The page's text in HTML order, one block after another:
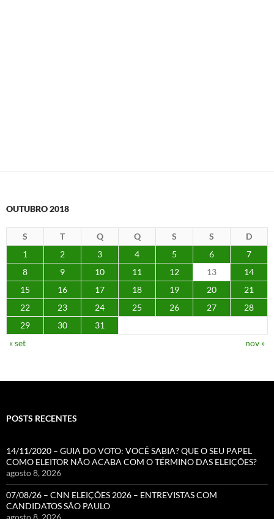
OUTUBRO 2018
S T Q Q S S
D
1
2 3 4 5 6
7
8
9 10 11 12 13
14
15
16 17 18 19 20
21
22
23 24 25 26 27
28
29
30
31
« set
nov »
POSTS RECENTES
14/11/2020 – GUIA DO VOTO: VOCÊ SABIA? QUE O SEU PAPEL
COMO ELEITOR NÃO ACABA COM O TÉRMINO DAS ELEIÇÕES?
agosto 8, 2026
07/08/26 – CNN ELEIÇÕES 2026 – ENTREVISTAS COM
CANDIDATOS SÃO PAULO
agosto 8, 2026